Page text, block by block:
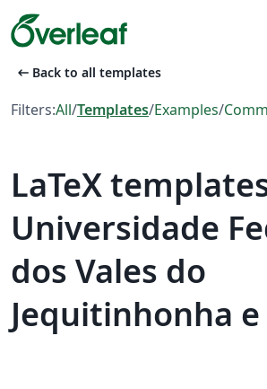
arrow_left_alt Back to all templates
Filters:All/Templates/Examples/
LaTeX
Universidade
dos Vales do
Jequitinhonha